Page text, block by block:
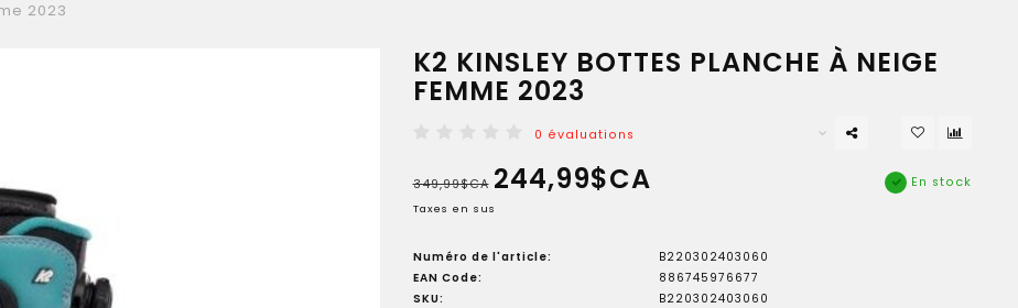
2023
K2 KINSLEY BOTTES PLANCHE À NEIGE
FEMME 2023
0 évaluations
349,99$CA 244,99$CA
Taxes en sus
En stock
Numéro de l'article:
B220302403060
EAN Code:
886745976677
SKU:
B220302403060